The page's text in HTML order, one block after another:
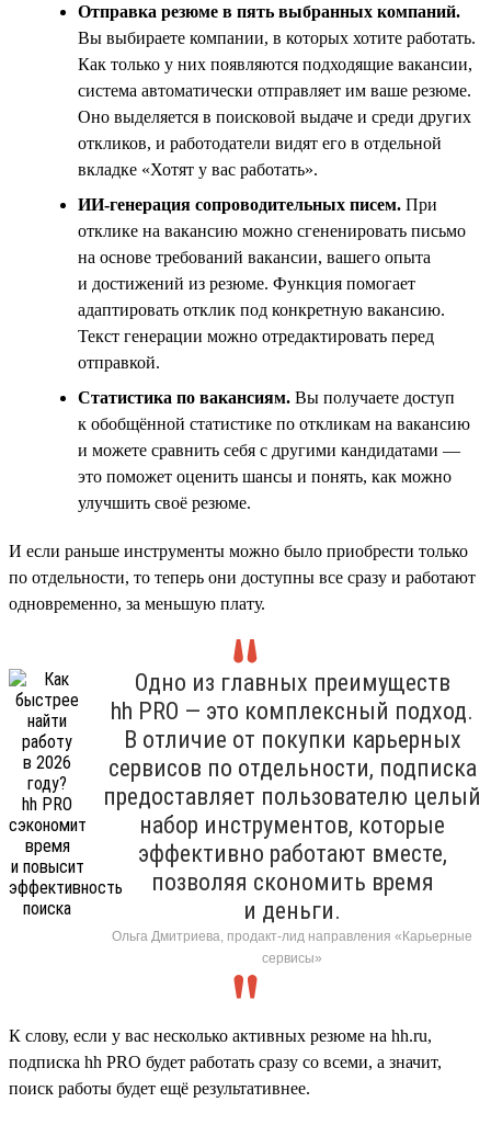
Отправка резюме в пять выбранных компаний.
Вы выбираете компании, в которых хотите работать.
Как только у них появляются подходящие вакансии,
система автоматически отправляет им ваше резюме.
Оно выделяется в поисковой выдаче и среди других
откликов, и работодатели видят его в отдельной
вкладке «Хотят у вас работать».
ИИ-генерация сопроводительных писем. При
отклике на вакансию можно сгененировать письмо
на основе требований вакансии, вашего опыта
и достижений из резюме. Функция помогает
адаптировать отклик под конкретную вакансию.
Текст генерации можно отредактировать перед
отправкой.
Статистика по вакансиям. Вы получаете доступ
к обобщённой статистике по откликам на вакансию
и можете сравнить себя с другими кандидатами —
это поможет оценить шансы и понять, как можно
улучшить своё резюме.
И если раньше инструменты можно было приобрести только
по отдельности, то теперь они доступны все сразу и работают
одновременно, за меньшую плату.
Одно из главных преимуществ
hh PRO — это комплексный подход.
В отличие от покупки карьерных
сервисов по отдельности, подписка
предоставляет пользователю целый
набор инструментов, которые
эффективно работают вместе,
позволяя скономить время
и деньги.
Ольга Дмитриева, продакт-лид направления «Карьерные
сервисы»
К слову, если у вас несколько активных резюме на hh.ru,
подписка hh PRO будет работать сразу со всеми, а значит,
поиск работы будет ещё результативнее.